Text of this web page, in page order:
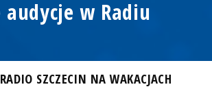
audycje w Radiu
RADIO SZCZECIN NA WAKACJACH